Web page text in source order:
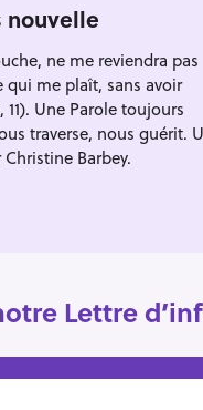
nouvelle
ne me reviendra pas
qui me plaît, sans avoir
Une Parole toujours
traverse, nous guérit.
Barbey.
Lettre